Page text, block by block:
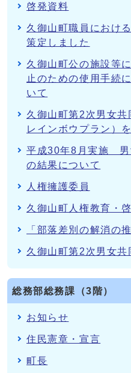
啓発資料
久御山町職員におけ
策定しました
久御山町公の施設等
止のための使用手続
いて
久御山町第2次男女
レインボウプラン）
平成30年8月実施 男
の結果について
人権擁護委員
久御山町人権教育・
「部落差別の解消の
久御山町第2次男女共
総務部総務課（3階）
お知らせ
住民憲章・宣言
町長